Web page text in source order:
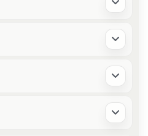
Déplier
Déplier
Déplier
Déplier